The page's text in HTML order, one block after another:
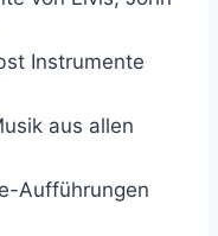
Instrumente
aus allen
Aufführungen